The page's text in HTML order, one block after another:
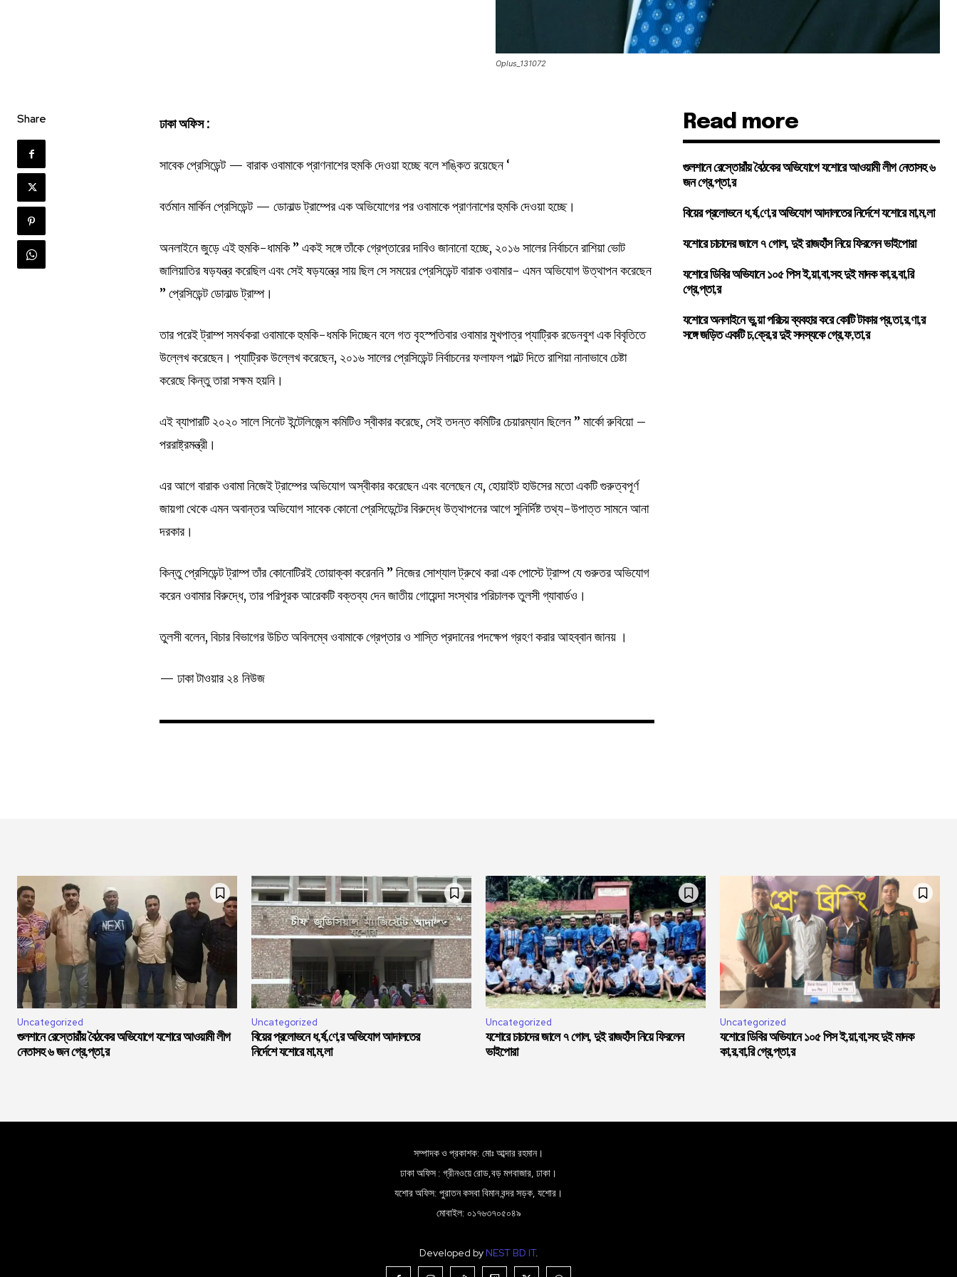
Oplus_131072
Share ঢাকা অফিস :
সাবেক প্রেসিডেন্ট — বারাক ওবামাকে প্রাণনাশের হুমকি দেওয়া হচ্ছে বলে শঙ্কিত রয়েছেন ‘
বর্তমান মার্কিন প্রেসিডেন্ট — ডোনাল্ড ট্রাম্পের এক অভিযোগের পর ওবামাকে প্রাণনাশের হুমকি দেওয়া হচ্ছে।
অনলাইনে জুড়ে এই হুমকি-ধামকি ” একই সঙ্গে তাঁকে গ্রেপ্তারের দাবিও জানানো হচ্ছে, ২০১৬ সালের নির্বাচনে রাশিয়া ভোট
জালিয়াতির ষড়যন্ত্র করেছিল এবং সেই ষড়যন্ত্রে সায় ছিল সে সময়ের প্রেসিডেন্ট বারাক ওবামার- এমন অভিযোগ উত্থাপন করেছেন
” প্রেসিডেন্ট ডোনাল্ড ট্রাম্প।
তার পরেই ট্রাম্প সমর্থকরা ওবামাকে হুমকি-ধমকি দিচ্ছেন বলে গত বৃহস্পতিবার ওবামার মুখপাত্র প্যাট্রিক রডেনবুশ এক বিবৃতিতে
উল্লেখ করেছেন। প্যাট্রিক উল্লেখ করেছেন, ২০১৬ সালের প্রেসিডেন্ট নির্বাচনের ফলাফল পাল্টে দিতে রাশিয়া নানাভাবে চেষ্টা
করেছে কিন্তু তারা সক্ষম হয়নি।
এই ব্যাপারটি ২০২০ সালে সিনেট ইন্টেলিজেন্স কমিটিও স্বীকার করেছে, সেই তদন্ত কমিটির চেয়ারম্যান ছিলেন ” মার্কো রুবিয়ো –
পররাষ্ট্রমন্ত্রী।
এর আগে বারাক ওবামা নিজেই ট্রাম্পের অভিযোগ অস্বীকার করেছেন এবং বলেছেন যে, হোয়াইট হাউসের মতো একটি গুরুত্বপূর্ণ
জায়গা থেকে এমন অবান্তর অভিযোগ সাবেক কোনো প্রেসিডেন্টের বিরুদ্ধে উত্থাপনের আগে সুনির্দিষ্ট তথ্য-উপাত্ত সামনে আনা
দরকার।
কিন্তু প্রেসিডেন্ট ট্রাম্প তাঁর কোনোটিরই তোয়াক্কা করেননি ” নিজের সোশ্যাল ট্রুথে করা এক পোস্টে ট্রাম্প যে গুরুতর অভিযোগ
করেন ওবামার বিরুদ্ধে, তার পরিপূরক আরেকটি বক্তব্য দেন জাতীয় গোয়েন্দা সংস্থার পরিচালক তুলসী গ্যাবার্ডও।
তুলসী বলেন, বিচার বিভাগের উচিত অবিলম্বে ওবামাকে গ্রেপ্তার ও শাস্তি প্রদানের পদক্ষেপ গ্রহণ করার আহব্বান জানয় ।
— ঢাকা টাওয়ার ২৪ নিউজ
Read more
গুলশানে রেস্তোরাঁয় বৈঠকের অভিযোগে যশোরে আওয়ামী লীগ নেতাসহ ৬
জন গ্রে,প্তা,র
বিয়ের প্রলোভনে ধ,র্ষ,ণে,র অভিযোগ আদালতের নির্দেশে যশোরে মা,ম,লা
যশোরে চাচাদের জালে ৭ গোল, দুই রাজহাঁস নিয়ে ফিরলেন ভাইপোরা
যশোরে ডিবির অভিযানে ১০৫ পিস ই,য়া,বা,সহ দুই মাদক কা,র,বা,রি
গ্রে,প্তা,র
যশোরে অনলাইনে ভু,য়া পরিচয় ব্যবহার করে কোটি টাকার প্র,তা,র,ণা,র
সঙ্গে জড়িত একটি চ,ক্রে,র দুই সদস্যকে গ্রে,ফ,তা,র
Uncategorized
গুলশানে রেস্তোরাঁয় বৈঠকের অভিযোগে যশোরে আওয়ামী লীগ
নেতাসহ ৬ জন গ্রে,প্তা,র
Uncategorized
বিয়ের প্রলোভনে ধ,র্ষ,ণে,র অভিযোগ আদালতের
নির্দেশে যশোরে মা,ম,লা
Uncategorized
যশোরে চাচাদের জালে ৭ গোল, দুই রাজহাঁস নিয়ে ফিরলেন
ভাইপোরা
Uncategorized
যশোরে ডিবির অভিযানে ১০৫ পিস ই,য়া,বা,সহ দুই মাদক
কা,র,বা,রি গ্রে,প্তা,র
সম্পাদক ও প্রকাশক: মোঃ আব্দার রহমান।
ঢাকা অফিস : গ্রীনওয়ে রোড,বড় মগবাজার, ঢাকা।
যশোর অফিস: পুরাতন কসবা বিমান বন্দর সড়ক, যশোর।
মোবাইল: ০১৭৬৩৭০৫০৪৯
Developed by NEST BD IT.